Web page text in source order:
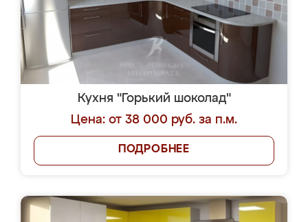
Кухня "Горький шоколад"
Цена: от 38 000 руб. за п.м.
ПОДРОБНЕЕ